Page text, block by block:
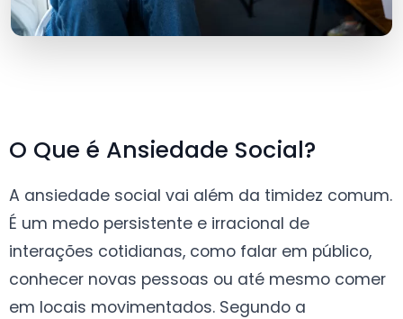
O Que é Ansiedade Social?
A ansiedade social vai além da timidez comum.
É um medo persistente e irracional de
interações cotidianas, como falar em público,
conhecer novas pessoas ou até mesmo comer
em locais movimentados. Segundo a